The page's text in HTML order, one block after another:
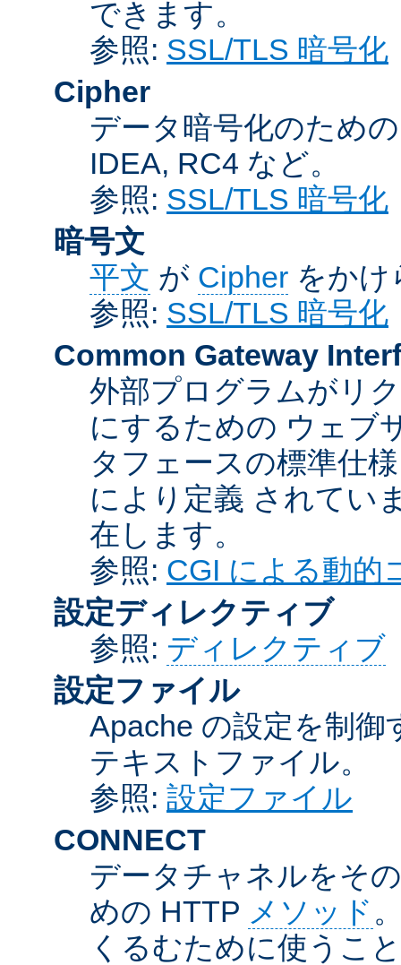
できます。
参照: SSL/TLS 暗号化
Cipher
データ暗号化のため
IDEA, RC4 など。
参照: SSL/TLS 暗号化
暗号文
平文 が Cipher をかけ
参照: SSL/TLS 暗号化
Common Gateway
外部プログラムがリ
にするための ウェブ
タフェースの標準仕
により定義 されてい
在します。
参照: CGI による動的
設定ディレクティブ
参照: ディレクティブ
設定ファイル
Apache の設定を制
テキストファイル。
参照: 設定ファイル
CONNECT
データチャネルをそ
めの HTTP メソッド
くるむために使うこ